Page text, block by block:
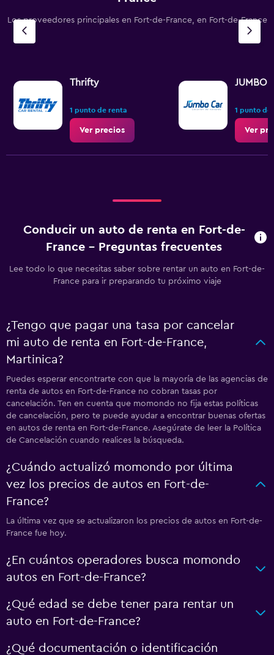
Los proveedores principales en Fort-de-France, en Fort-de-France
Thrifty
1 punto de renta
Ver precios
JUMBO
1 punto de
Ver
Conducir un auto de renta en Fort-de-
France - Preguntas frecuentes
Lee todo lo que necesitas saber sobre rentar un auto en Fort-de-
France para ir preparando tu próximo viaje
¿Tengo que pagar una tasa por cancelar
mi auto de renta en Fort-de-France,
Martinica?
Puedes esperar encontrarte con que la mayoría de las agencias de
renta de autos en Fort-de-France no cobran tasas por
cancelación. Ten en cuenta que momondo no fija estas políticas
de cancelación, pero te puede ayudar a encontrar buenas ofertas
en autos de renta en Fort-de-France. Asegúrate de leer la Política
de Cancelación cuando realices la búsqueda.
¿Cuándo actualizó momondo por última
vez los precios de autos en Fort-de-
France?
La última vez que se actualizaron los precios de autos en Fort-de-
France fue hoy.
¿En cuántos operadores busca momondo
autos en Fort-de-France?
¿Qué edad se debe tener para rentar un
auto en Fort-de-France?
¿Qué documentación o identificación